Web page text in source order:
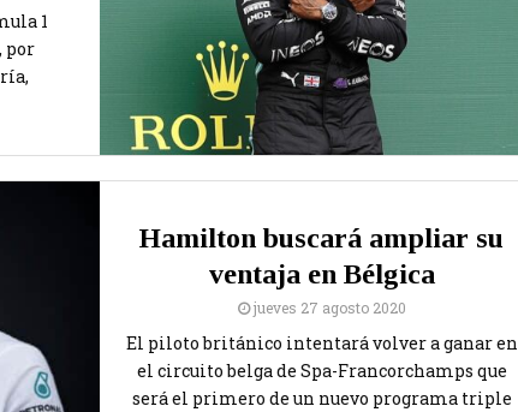
1
por
Hamilton buscará ampliar su
ventaja en Bélgica
jueves 27 agosto 2020
El piloto británico intentará volver a ganar en
el circuito belga de Spa-Francorchamps que
será el primero de un nuevo programa triple